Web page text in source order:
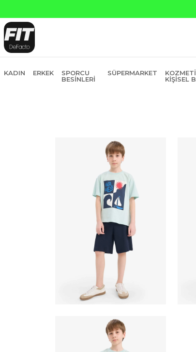
KADIN ERKEK
SPORCU
BESINLERI
SÜPERMARKET
KIŞISEL